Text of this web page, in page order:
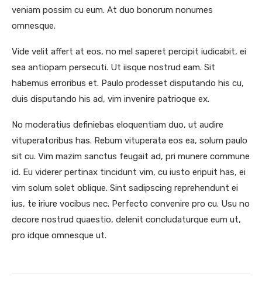
veniam possim cu eum. At duo bonorum nonumes
omnesque.
Vide velit affert at eos, no mel saperet percipit iudicabit, ei
sea antiopam persecuti. Ut iisque nostrud eam. Sit
habemus erroribus et. Paulo prodesset disputando his cu,
duis disputando his ad, vim invenire patrioque ex.
No moderatius definiebas eloquentiam duo, ut audire
vituperatoribus has. Rebum vituperata eos ea, solum paulo
sit cu. Vim mazim sanctus feugait ad, pri munere commune
id. Eu viderer pertinax tincidunt vim, cu iusto eripuit has, ei
vim solum solet oblique. Sint sadipscing reprehendunt ei
ius, te iriure vocibus nec. Perfecto convenire pro cu. Usu no
decore nostrud quaestio, delenit concludaturque eum ut,
pro idque omnesque ut.